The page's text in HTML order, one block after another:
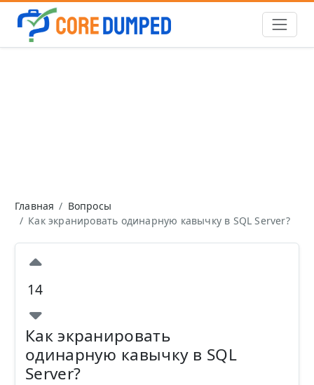
Главная
Вопросы
Как экранировать одинарную кавычку в SQL Server?
14
Как экранировать
одинарную кавычку в SQL
Server?